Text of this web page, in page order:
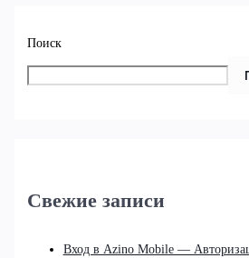
Поиск
Свежие записи
Вход в Azino Mobile —